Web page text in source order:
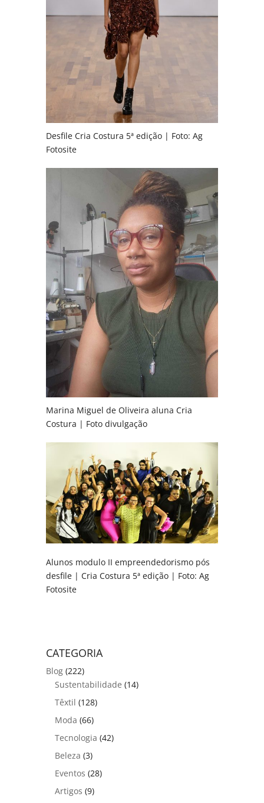
Desfile Cria Costura 5ª edição | Foto: Ag
Fotosite
Marina Miguel de Oliveira aluna Cria
Costura | Foto divulgação
Alunos modulo II empreendedorismo pós
desfile | Cria Costura 5ª edição | Foto: Ag
Fotosite
CATEGORIA
Blog (222)
Sustentabilidade (14)
Têxtil (128)
Moda (66)
Tecnologia (42)
Beleza (3)
Eventos (28)
Artigos (9)